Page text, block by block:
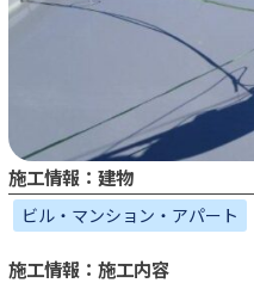
施工情報：建物
ビル・マンション・アパート
施工情報：施工内容